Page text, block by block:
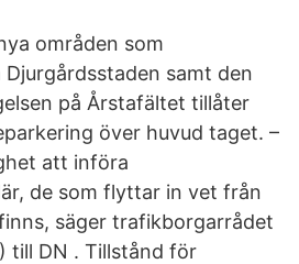
områden som
samt den
på Årstafältet tillåter
över huvud taget. –
att införa
de som flyttar in vet från
säger trafikborgarrådet
till DN . Tillstånd för